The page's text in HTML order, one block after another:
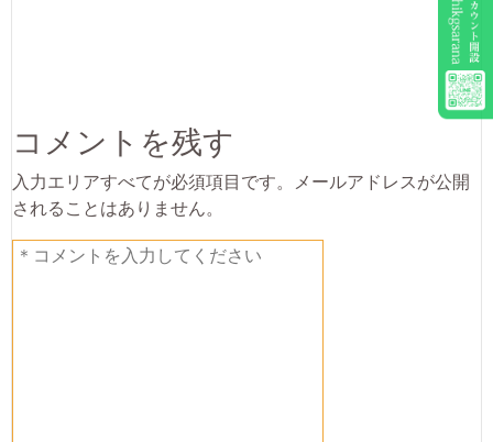
コメントを残す
入力エリアすべてが必須項目です。メールアドレスが公開
されることはありません。